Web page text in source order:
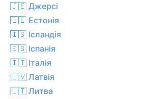
🇯🇪 Джерсі
🇪🇪 Естонія
🇮🇸 Ісландія
🇪🇸 Іспанія
🇮🇹 Італія
🇱🇻 Латвія
🇱🇹 Литва